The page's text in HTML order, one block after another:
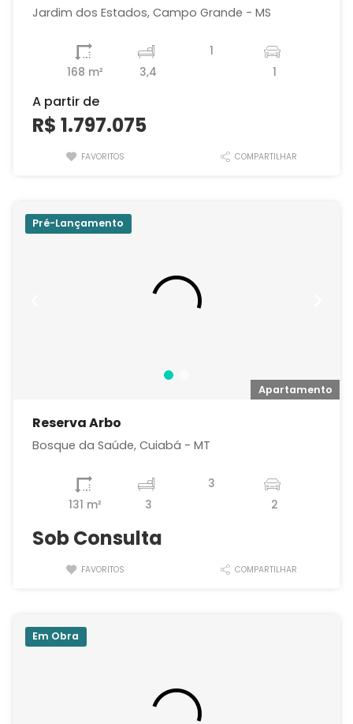
Jardim dos Estados, Campo Grande - MS
168 m² 3,4
1
1
A partir de
R$ 1.797.075
FAVORITOS COMPARTILHAR
Apartamento
Pré-Lançamento
Reserva Arbo
Bosque da Saúde, Cuiabá - MT
131 m² 3
3
2
Sob Consulta
FAVORITOS COMPARTILHAR
Em Obra